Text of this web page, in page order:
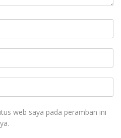
web saya pada peramban ini